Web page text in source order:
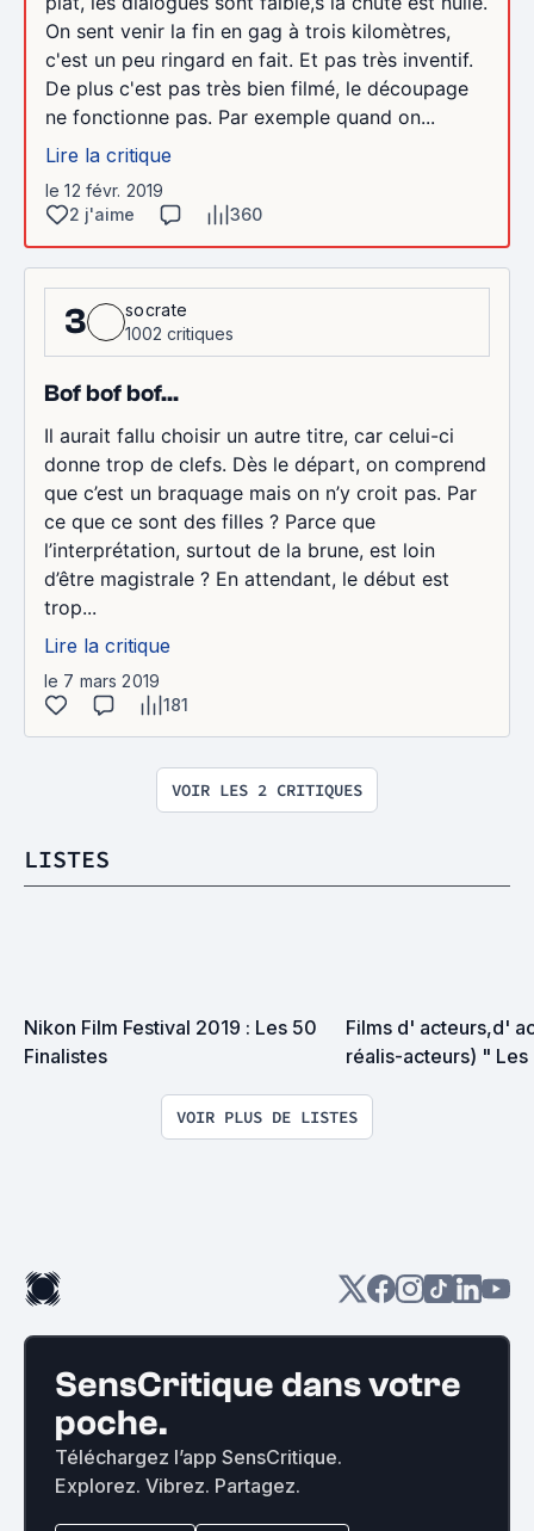
On sent venir la fin en gag à trois kilomètres,
c'est un peu ringard en fait. Et pas très inventif.
De plus c'est pas très bien filmé, le découpage
ne fonctionne pas. Par exemple quand on...
Lire la critique
le 12 févr. 2019
2 j'aime
360
3
socrate
1002 critiques
Bof bof bof...
Il aurait fallu choisir un autre titre, car celui-ci
donne trop de clefs. Dès le départ, on comprend
que c’est un braquage mais on n’y croit pas. Par
ce que ce sont des filles ? Parce que
l’interprétation, surtout de la brune, est loin
d’être magistrale ? En attendant, le début est
trop...
Lire la critique
le 7 mars 2019
181
VOIR LES 2 CRITIQUES
LISTES
Nikon Film Festival 2019 : Les 50
Finalistes
Films d' acteurs,d'
réalis-acteurs) " Les
VOIR PLUS DE LISTES
SensCritique dans votre
poche.
Téléchargez l’app SensCritique.
Explorez. Vibrez. Partagez.